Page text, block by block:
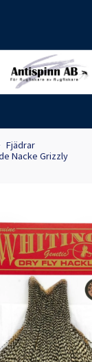
Fjädrar
Nacke Grizzly